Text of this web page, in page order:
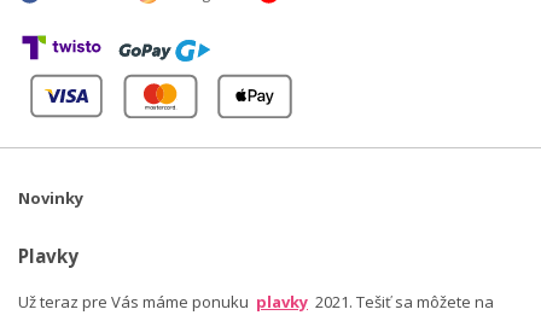
Novinky
Plavky
Už teraz pre Vás máme ponuku plavky 2021. Tešiť sa môžete na